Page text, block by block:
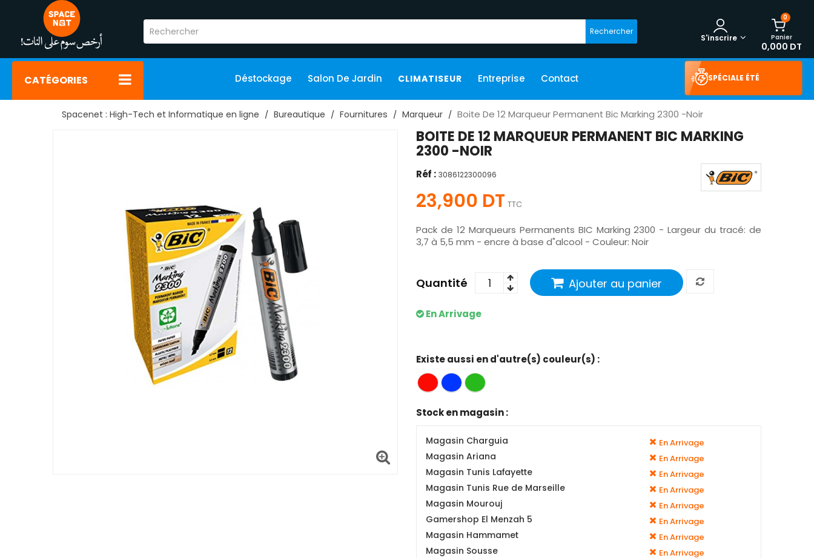
Rechercher
0
Panier
0,000 DT
S'inscrire
CATÉGORIES Déstockage Salon De Jardin CLIMATISEUR Entreprise Contact SPÉCIALE ÉTÉ
Spacenet : High-Tech et Informatique en ligne Bureautique Fournitures Marqueur Boite De 12 Marqueur Permanent Bic Marking 2300 -Noir
BOITE DE 12 MARQUEUR PERMANENT BIC MARKING
2300 -NOIR
Réf : 3086122300096
23,900 DT TTC
Pack de 12 Marqueurs Permanents BIC Marking 2300 - Largeur du tracé: de
3,7 à 5,5 mm - encre à base d"alcool - Couleur: Noir
Quantité Ajouter au panier
En Arrivage
Existe aussi en d'autre(s) couleur(s) :
Stock en magasin :
Magasin Charguia En Arrivage
Magasin Ariana En Arrivage
Magasin Tunis Lafayette En Arrivage
Magasin Tunis Rue de Marseille En Arrivage
Magasin Mourouj En Arrivage
Gamershop El Menzah 5 En Arrivage
Magasin Hammamet En Arrivage
Magasin Sousse En Arrivage